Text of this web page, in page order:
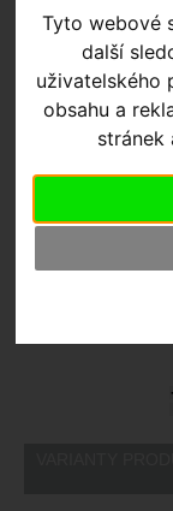
Tyto webové
další
uživatelského
obsahu a
stránek
SOFT
Black S
Výrobce:
Skladem: